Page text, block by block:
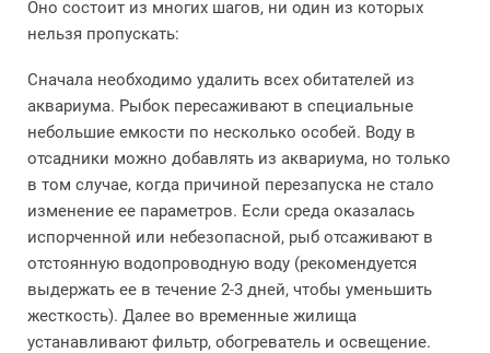
Оно состоит из многих шагов, ни один из которых
нельзя пропускать:
Сначала необходимо удалить всех обитателей из
аквариума. Рыбок пересаживают в специальные
небольшие емкости по несколько особей. Воду в
отсадники можно добавлять из аквариума, но только
в том случае, когда причиной перезапуска не стало
изменение ее параметров. Если среда оказалась
испорченной или небезопасной, рыб отсаживают в
отстоянную водопроводную воду (рекомендуется
выдержать ее в течение 2-3 дней, чтобы уменьшить
жесткость). Далее во временные жилища
устанавливают фильтр, обогреватель и освещение.